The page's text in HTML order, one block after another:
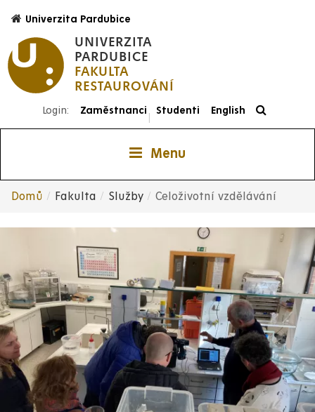
hlavnímu
obsahu
UNIVERZITA
PARDUBICE
FAKULTA
RESTAUROVÁNÍ
Univerzita Pardubice
Login: Zaměstnanci
|
Studenti English
Menu
navigace
Domů Fakulta Služby Celoživotní vzdělávání